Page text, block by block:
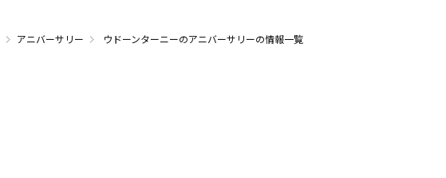
アニバーサリー ウドーンターニーのアニバーサリーの情報一覧